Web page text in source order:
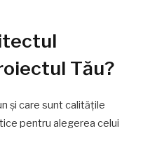
Tău?
și care sunt calitățile
pentru alegerea celui